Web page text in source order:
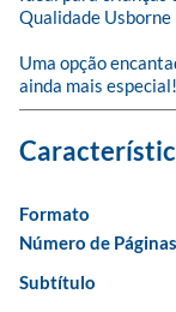
Qualidade Usborne
Uma opção
ainda mais especial!
Formato
Número de Páginas
Subtítulo